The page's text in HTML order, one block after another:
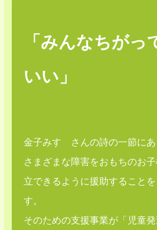
「みんなちがっ
いい」
金子みすゞさんの詩の一節にあ
さまざまな障害をおもちのお
立できるように援助すること
す。
そのための支援事業が「児童